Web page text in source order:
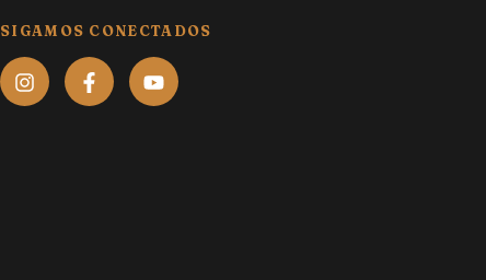
SIGAMOS CONECTADOS